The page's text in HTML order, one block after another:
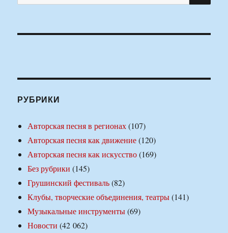
РУБРИКИ
Авторская песня в регионах(107)
Авторская песня как движение(120)
Авторская песня как искусство(169)
Без рубрики (145)
Грушинский фестиваль(82)
Клубы, творческие объединения, театры(141)
Музыкальные инструменты(69)
Новости (42 062)